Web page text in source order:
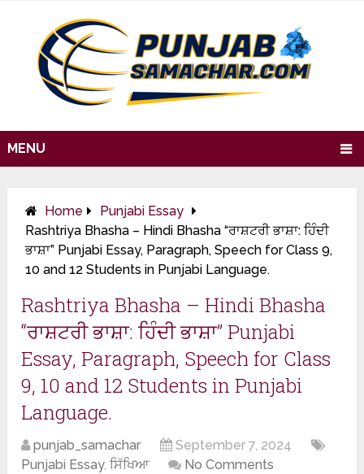
MENU
Home
Punjabi Essay
Rashtriya Bhasha – Hindi Bhasha “ਰਾਸ਼ਟਰੀ ਭਾਸ਼ਾ: ਹਿੰਦੀ
ਭਾਸ਼ਾ” Punjabi Essay, Paragraph, Speech for Class 9,
10 and 12 Students in Punjabi Language.
Rashtriya Bhasha – Hindi Bhasha
“ਰਾਸ਼ਟਰੀ ਭਾਸ਼ਾ: ਹਿੰਦੀ ਭਾਸ਼ਾ” Punjabi
Essay, Paragraph, Speech for Class
9, 10 and 12 Students in Punjabi
Language.
punjab_samachar
September 7, 2024
Punjabi Essay,ਸਿੱਖਿਆ No Comments